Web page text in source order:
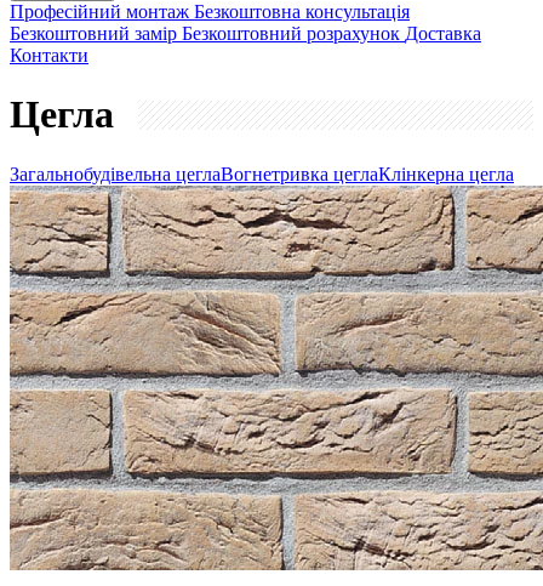
Професійний монтаж Безкоштовна консультація
Безкоштовний замір Безкоштовний розрахунок Доставка
Контакти
Цегла
Загальнобудівельна цеглаВогнетривка цеглаКлінкерна цегла